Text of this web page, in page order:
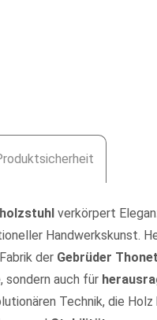
verkörpert
Handwerkskunst.
der Gebrüder Thonet
, sondern auch für
Technik, die